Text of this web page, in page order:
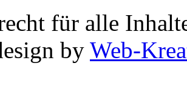
für alle
by Web-